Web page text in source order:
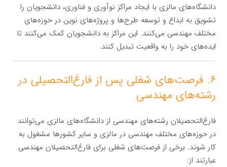
دانشگاه‌های مالزی با ایجاد مراکز نوآوری و فناوری، دانشجویان را
تشویق به ابداع و توسعه طرح‌ها و پروژه‌های نوین در حوزه‌های
مختلف مهندسی می‌کنند. این مراکز به دانشجویان کمک می‌کنند تا
ایده‌های خود را به واقعیت تبدیل کنند.
۶. فرصت‌های شغلی پس از فارغ‌التحصیلی در
رشته‌های مهندسی
فارغ‌التحصیلان رشته‌های مهندسی از دانشگاه‌های مالزی می‌توانند
در حوزه‌های مختلف مهندسی در مالزی و سایر کشورها مشغول به
کار شوند. برخی از فرصت‌های شغلی برای فارغ‌التحصیلان مهندسی
عبارتند از: